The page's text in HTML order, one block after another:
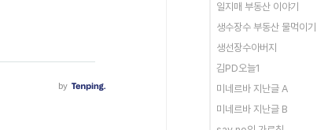
일지매 부동산 이야기
생수장수 부동산 물먹이기
생선장수아버지
김PD오늘1
미네르바 지난글 A
미네르바 지난글 B